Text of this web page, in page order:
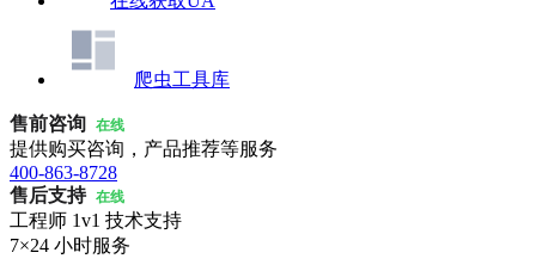
爬虫工具库
售前咨询 在线
提供购买咨询，产品推荐等服务
400-863-8728
售后支持 在线
工程师 1v1 技术支持
7×24 小时服务